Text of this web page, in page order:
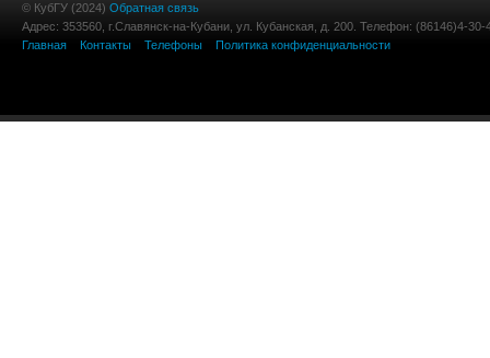
© КубГУ (2024) Обратная связь
Адрес: 353560, г.Славянск-на-Кубани, ул. Кубанская, д. 200. Телефон: (86146)4-30-
Главная
Контакты Телефоны Политика конфиденциальности